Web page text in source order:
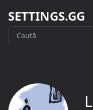
SETTINGS.GG